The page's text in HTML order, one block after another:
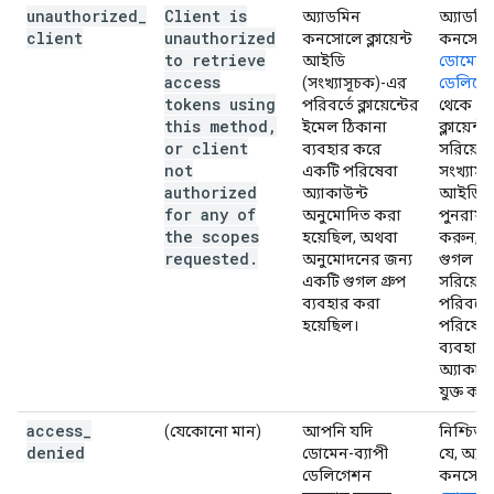
unauthorized
client
Client is
unauthorized
to retrieve
access
tokens using
this method ,
or client
not
authorized
for any of
the scopes
requested .
অ্যাডমিন
কনসোলে ক্লায়েন্ট
আইডি
(সংখ্যাসূচক)-এর
পরিবর্তে ক্লায়েন্টের
ইমেল ঠিকানা
ব্যবহার করে
একটি পরিষেবা
অ্যাকাউন্ট
অনুমোদিত করা
হয়েছিল, অথবা
অনুমোদনের জন্য
একটি গুগল গ্রুপ
ব্যবহার করা
হয়েছিল।
ডোমেন-
থেকে
সরিয়ে
আইডি
পুনরায়
করুন,
গুগল
সরিয়ে
পরিবর্তে
যুক্ত
access
denied
(যেকোনো মান)
আপনি যদি
ডোমেন-ব্যাপী
ডেলিগেশন
যে,